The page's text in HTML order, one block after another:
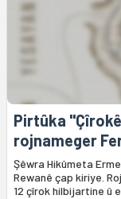
Pirtûka
rojnameger
Şêwra Hikûmeta
Rewanê çap kiriye.
12 çîrok hilbijartine û